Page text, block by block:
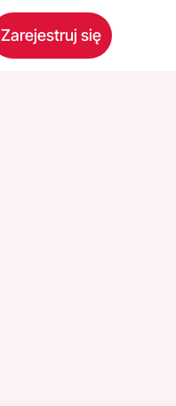
Zarejestruj się